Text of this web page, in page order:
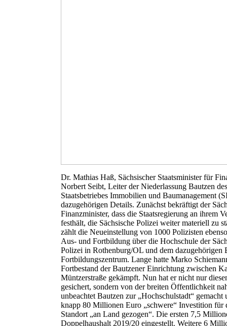
Dr. Mathias Haß, Sächsischer Staatsminister für
Norbert Seibt, Leiter der Niederlassung Bautzen
Staatsbetriebes Immobilien und Baumanagement
dazugehörigen Details. Zunächst bekräftigt der
Finanzminister, dass die Staatsregierung an ihrem
festhält, die Sächsische Polizei weiter materiell zu
zählt die Neueinstellung von 1000 Polizisten
Aus- und Fortbildung über die Hochschule der
Polizei in Rothenburg/OL und dem dazugehörigen
Fortbildungszentrum. Lange hatte Marko
Fortbestand der Bautzener Einrichtung zwischen
Müntzerstraße gekämpft. Nun hat er nicht nur
gesichert, sondern von der breiten Öffentlichkeit
unbeachtet Bautzen zur „Hochschulstadt“ gemacht
knapp 80 Millionen Euro „schwere“ Investition für
Standort „an Land gezogen“. Die ersten 7,5
Doppelhaushalt 2019/20 eingestellt. Weitere 6